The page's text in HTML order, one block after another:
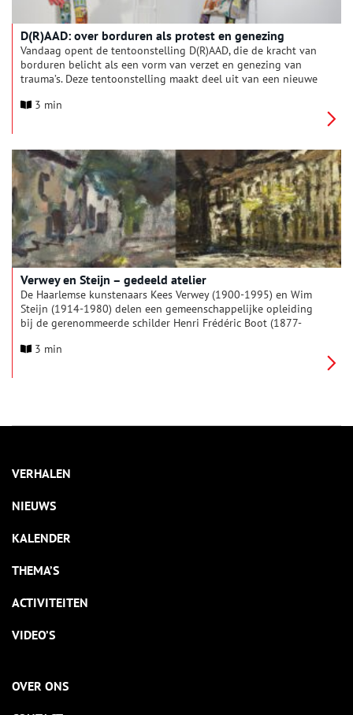
D(R)AAD: over borduren als protest en genezing
Vandaag opent de tentoonstelling D(R)AAD, die de kracht van
borduren belicht als een vorm van verzet en genezing van
trauma’s. Deze tentoonstelling maakt deel uit van een nieuwe
Laat Los en Koester. D(R)AAD verbindt verleden en heden door
aan sociaal-maatschappelijke borduurinitiatieven die borduren
gebruiken als een sociaal bindmiddel of als een middel om
trauma’s, zowel individueel als collectief, te verwerken.
3 min
Verwey en Steijn – gedeeld atelier
De Haarlemse kunstenaars Kees Verwey (1900-1995) en Wim
Steijn (1914-1980) delen een gemeenschappelijke opleiding
bij de gerenommeerde schilder Henri Frédéric Boot (1877-
rommelige en vervuilde atelier van Boot. Daarnaast heeft Wim
invloed van Henri Boot en de verdere ontwikkeling die Verwey
3 min
VERHALEN
NIEUWS
KALENDER
THEMA’S
ACTIVITEITEN
VIDEO’S
OVER ONS